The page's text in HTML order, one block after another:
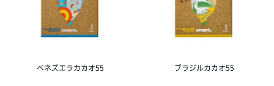
ベネズエラカカオ55 ブラジルカカオ55